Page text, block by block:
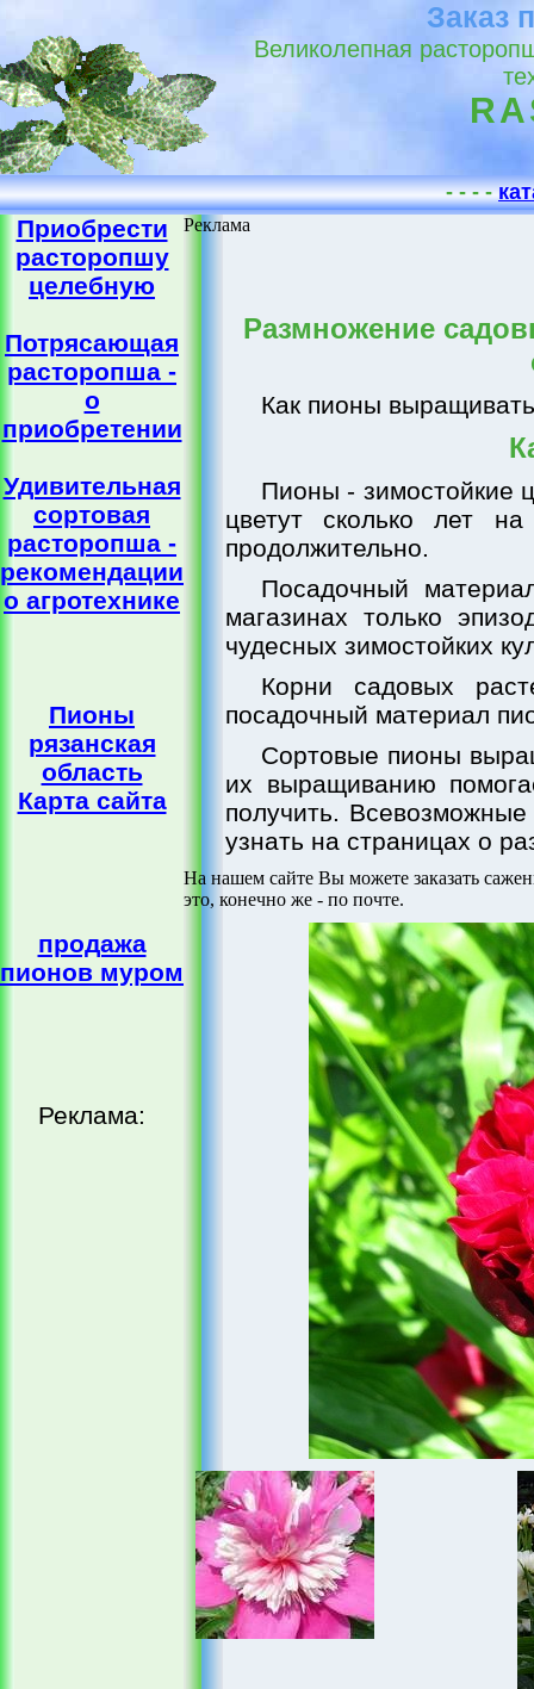
Заказ
Великолепная
- - - -
Приобрести
расторопшу
целебную
Потрясающая
расторопша -
о
приобретении
Удивительная
сортовая
расторопша -
рекомендации
о агротехнике
Пионы
рязанская
область
Карта сайта
продажа
пионов муром
Реклама:
Реклама
Размножение
Как пионы
Пионы - зимостойкие
цветут сколько лет
продолжительно.
Посадочный
магазинах только
чудесных зимостойких
Корни садовых
посадочный материал
Сортовые пионы
их выращиванию
получить.
узнать на страницах о
На нашем сайте Вы можете заказать
это, конечно же - по почте.